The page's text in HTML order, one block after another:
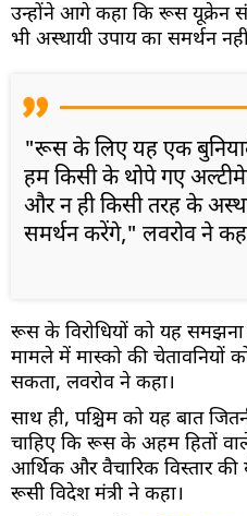
उन्होंने आगे कहा कि रूस यूक्रेन
भी अस्थायी उपाय का समर्थन
"रूस के लिए यह एक
हम किसी के थोपे गए
और न ही किसी तरह के
समर्थन करेंगे," लवरोव ने
रूस के विरोधियों को यह समझना
मामले में मास्को की चेतावनियों
सकता, लवरोव ने कहा।
साथ ही, पश्चिम को यह बात
चाहिए कि रूस के अहम हितों
आर्थिक और वैचारिक विस्तार की
रूसी विदेश मंत्री ने कहा।